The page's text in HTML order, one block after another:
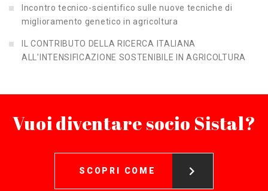
Incontro tecnico-scientifico sulle nuove tecniche di
miglioramento genetico in agricoltura
IL CONTRIBUTO DELLA RICERCA ITALIANA
ALL'INTENSIFICAZIONE SOSTENIBILE IN AGRICOLTURA
Vuoi diventare socio Sistal?
SCOPRI COME